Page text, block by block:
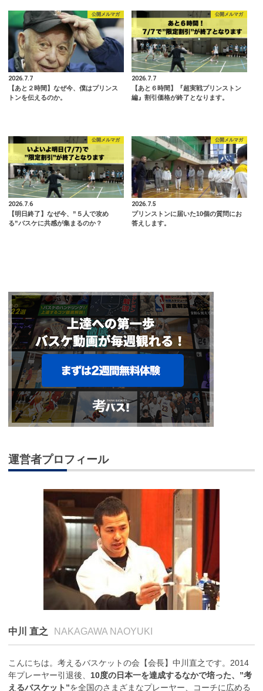
公開メルマガ
2026.7.7
【あと２時間】なぜ今、僕はプリンス
トンを伝えるのか。
公開メルマガ
2026.7.7
【あと６時間】『超実戦プリンストン
編』割引価格が終了となります。
公開メルマガ
2026.7.6
【明日終了】なぜ今、”５人で攻め
る”バスケに共感が集まるのか？
公開メルマガ
2026.7.5
プリンストンに届いた10個の質問にお
答えします。
運営者プロフィール
中川 直之 NAKAGAWA NAOYUKI
こんにちは。考えるバスケットの会【会長】中川直之です。2014
年プレーヤー引退後、 10度の日本一を達成するなかで培った、”考
えるバスケット”を全国のさまざまなプレーヤー、コーチに広める